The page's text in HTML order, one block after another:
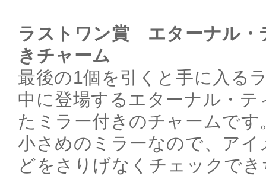
ラストワン賞 エターナル・
きチャーム
最後の1個を引くと手に入る
中に登場するエターナル・
たミラー付きのチャームです
小さめのミラーなので、ア
どをさりげなくチェックで